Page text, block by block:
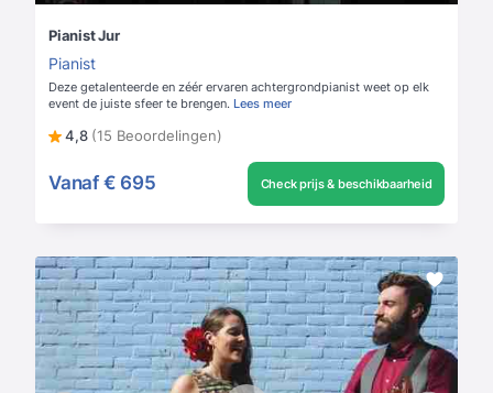
Pianist Jur
Pianist
Deze getalenteerde en zéér ervaren achtergrondpianist weet op elk
event de juiste sfeer te brengen. Lees meer
4,8 (15 Beoordelingen)
Vanaf € 695 Check prijs & beschikbaarheid